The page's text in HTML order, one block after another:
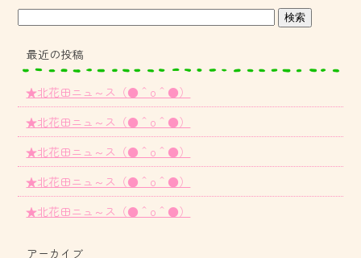
最近の投稿
★北花田ニュ～ス（●＾o＾●）
★北花田ニュ～ス（●＾o＾●）
★北花田ニュ～ス（●＾o＾●）
★北花田ニュ～ス（●＾o＾●）
★北花田ニュ～ス（●＾o＾●）
アーカイブ